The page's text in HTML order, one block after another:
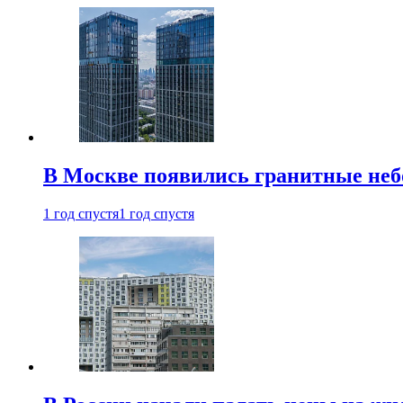
В Москве появились гранитные
1 год спустя1 год спустя